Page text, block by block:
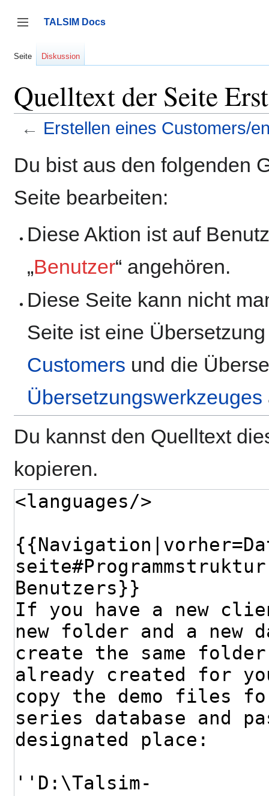
springen
Seitenleiste umschalten
TALSIM Docs
Seite Diskussion
Quelltext der Seite
← Erstellen eines Customers/
Du bist aus den folgenden
Seite bearbeiten:
Diese Aktion ist auf
„Benutzer“ angehören.
Diese Seite kann nicht
Seite ist eine
Customers und die
Übersetzungswerkzeuges
Du kannst den Quelltext
kopieren.